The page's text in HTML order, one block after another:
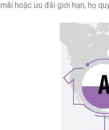
mãi hoặc ưu đãi giới hạn, họ